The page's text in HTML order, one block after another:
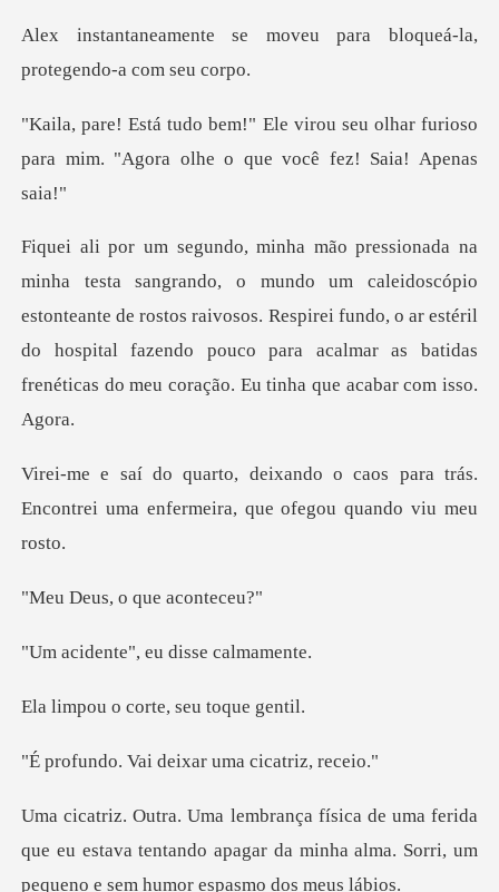
moveu para bloqueá-la,
pr
u seu olhar furioso
para mim. "Agora o
doscópio
estonteante de rostos raivosos. Respirei fundo, o ar estéril
do hospital fazendo p
caos para trás.
Encontrei uma enferme
, o que a
e", eu diss
corte, seu
i deixar uma ci
rida
que eu estava tentando apagar da minha alma. S